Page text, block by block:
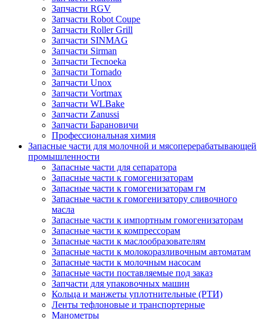
Запчасти RGV
Запчасти Robot Coupe
Запчасти Roller Grill
Запчасти SINMAG
Запчасти Sirman
Запчасти Tecnoeka
Запчасти Tornado
Запчасти Unox
Запчасти Vortmax
Запчасти WLBake
Запчасти Zanussi
Запчасти Барановичи
Профессиональная химия
Запасные части для молочной и мясоперерабатывающей
промышленности
Запасные части для сепаратора
Запасные части к гомогенизаторам
Запасные части к гомогенизаторам гм
Запасные части к гомогенизатору сливочного
масла
Запасные части к импортным гомогенизаторам
Запасные части к компрессорам
Запасные части к маслообразователям
Запасные части к молокоразливочным автоматам
Запасные части к молочным насосам
Запасные части поставляемые под заказ
Запчасти для упаковочных машин
Кольца и манжеты уплотнительные (РТИ)
Ленты тефлоновые и транспортерные
Манометры